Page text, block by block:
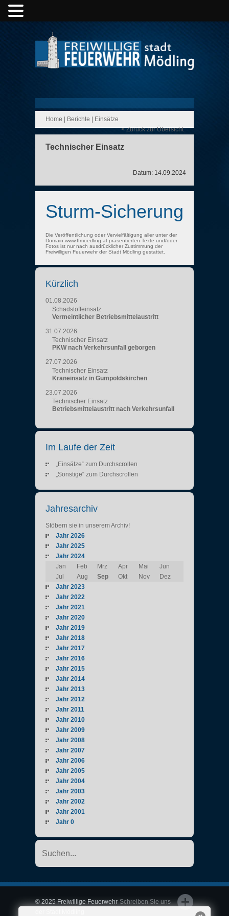
Home Berichte
Einsätze
< Zurück zur Übersicht
Technischer Einsatz
Datum: 14.09.2024
Sturm-Sicherung
Die Veröffentlichung oder Vervielfältigung aller unter der
Domain www.ffmoedling.at präsentierten Texte und/oder
Fotos ist nur nach ausdrücklicher Zustimmung der
Freiwilligen Feuerwehr der Stadt Mödling gestattet.
Kürzlich
01.08.2026
Schadstoffeinsatz
Vermeintlicher Betriebsmittelaustritt
31.07.2026
Technischer Einsatz
PKW nach Verkehrsunfall geborgen
27.07.2026
Technischer Einsatz
Kraneinsatz in Gumpoldskirchen
23.07.2026
Technischer Einsatz
Betriebsmittelaustritt nach Verkehrsunfall
Im Laufe der Zeit
„Einsätze“ zum Durchscrollen
„Sonstige“ zum Durchscrollen
Jahresarchiv
Stöbern sie in unserem Archiv!
Jahr 2026
Jahr 2025
Jahr 2024
Jan
Feb Mrz Apr Mai
Jun
Jul
Aug Sep Okt Nov
Dez
Jahr 2023
Jahr 2022
Jahr 2021
Jahr 2020
Jahr 2019
Jahr 2018
Jahr 2017
Jahr 2016
Jahr 2015
Jahr 2014
Jahr 2013
Jahr 2012
Jahr 2011
Jahr 2010
Jahr 2009
Jahr 2008
Jahr 2007
Jahr 2006
Jahr 2005
Jahr 2004
Jahr 2003
Jahr 2002
Jahr 2001
Jahr 0
Schreiben Sie uns
© 2025 Freiwillige Feuerwehr